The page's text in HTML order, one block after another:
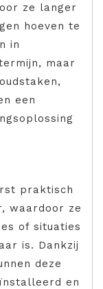
ze langer
hoeven te
in
maar
een
praktisch
waardoor ze
of situaties
is. Dankzij
deze
en